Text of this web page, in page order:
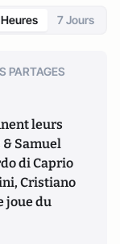
7 Jours
PARTAGES
leurs
Samuel
di Caprio
Cristiano
joue du